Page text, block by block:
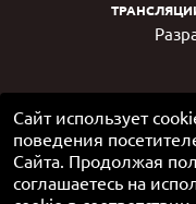
Сайт использует
поведения
Сайта. Продолжая
соглашаетесь на